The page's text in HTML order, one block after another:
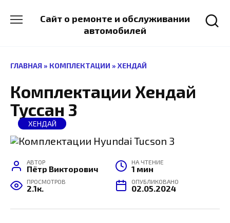
содержанию
Сайт о ремонте и обслуживании
автомобилей
ГЛАВНАЯ » КОМПЛЕКТАЦИИ » ХЕНДАЙ
Комплектации Хендай
Туссан 3
ХЕНДАЙ
АВТОР
Пётр Викторович
НА ЧТЕНИЕ
1 мин
ПРОСМОТРОВ
2.1к.
ОПУБЛИКОВАНО
02.05.2024